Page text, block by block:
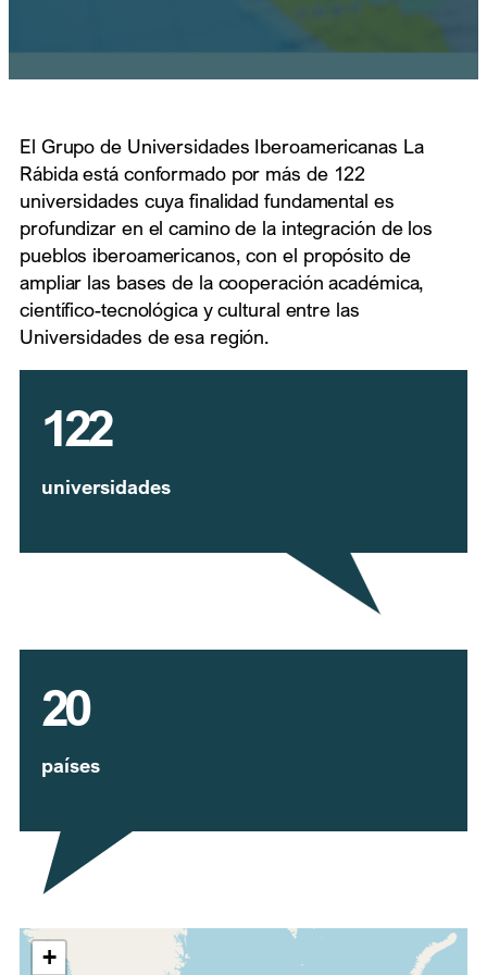
El Grupo de Universidades Iberoamericanas La
Rábida está conformado por más de 122
universidades cuya finalidad fundamental es
profundizar en el camino de la integración de los
pueblos iberoamericanos, con el propósito de
ampliar las bases de la cooperación académica,
científico-tecnológica y cultural entre las
Universidades de esa región.
122
universidades
20
países
+
Expandir mapa